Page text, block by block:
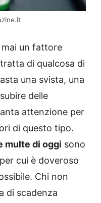
mai un fattore
di qualcosa di
una svista, una
delle
attenzione per
di questo tipo.
multe di oggi sono
cui è doveroso
Chi non
di scadenza